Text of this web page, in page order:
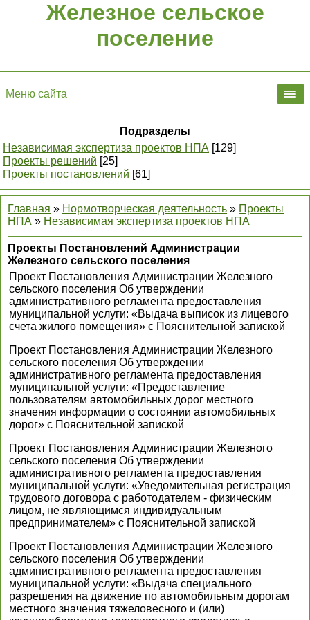
Железное сельское
поселение
Меню сайта
Подразделы
Независимая экспертиза проектов НПА [129]
Проекты решений [25]
Проекты постановлений [61]
Главная » Нормотворческая деятельность » Проекты
НПА » Независимая экспертиза проектов НПА
Проекты Постановлений Администрации
Железного сельского поселения
Проект Постановления Администрации Железного
сельского поселения Об утверждении
административного регламента предоставления
муниципальной услуги: «Выдача выписок из лицевого
счета жилого помещения» с Пояснительной запиской
Проект Постановления Администрации Железного
сельского поселения Об утверждении
административного регламента предоставления
муниципальной услуги: «Предоставление
пользователям автомобильных дорог местного
значения информации о состоянии автомобильных
дорог» с Пояснительной запиской
Проект Постановления Администрации Железного
сельского поселения Об утверждении
административного регламента предоставления
муниципальной услуги: «Уведомительная регистрация
трудового договора с работодателем - физическим
лицом, не являющимся индивидуальным
предпринимателем» с Пояснительной запиской
Проект Постановления Администрации Железного
сельского поселения Об утверждении
административного регламента предоставления
муниципальной услуги: «Выдача специального
разрешения на движение по автомобильным дорогам
местного значения тяжеловесного и (или)